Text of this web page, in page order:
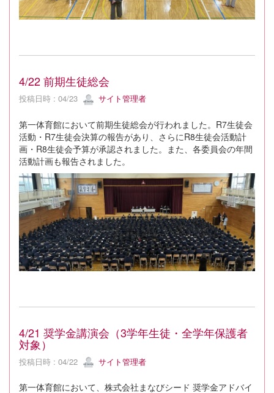
4/22 前期生徒総会
投稿日時 : 04/23 サイト管理者
第一体育館において前期生徒総会が行われました。R7生徒会
活動・R7生徒会決算の報告があり、さらにR8生徒会活動計
画・R8生徒会予算が承認されました。また、各委員会の年間
活動計画も報告されました。
4/21 奨学金講演会（3学年生徒・全学年保護者
対象）
投稿日時 : 04/22 サイト管理者
第一体育館において、株式会社まなびシード 奨学金アドバイ